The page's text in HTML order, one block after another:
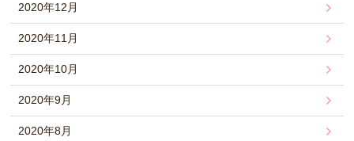
2020年12月
2020年11月
2020年10月
2020年9月
2020年8月